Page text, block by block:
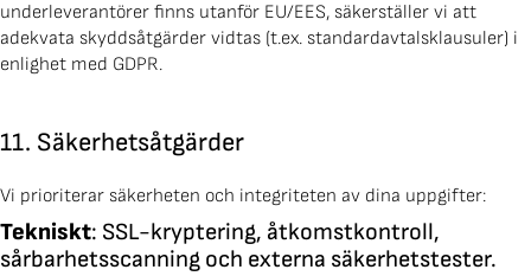
underleverantörer finns utanför EU/EES, säkerställer vi att
adekvata skyddsåtgärder vidtas (t.ex. standardavtalsklausuler) i
enlighet med GDPR.
11. Säkerhetsåtgärder
Vi prioriterar säkerheten och integriteten av dina uppgifter:
Tekniskt: SSL-kryptering, åtkomstkontroll,
sårbarhetsscanning och externa säkerhetstester.